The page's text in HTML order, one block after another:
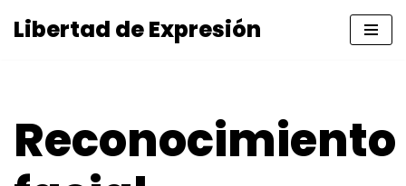
Libertad de Expresión
Reconocimiento